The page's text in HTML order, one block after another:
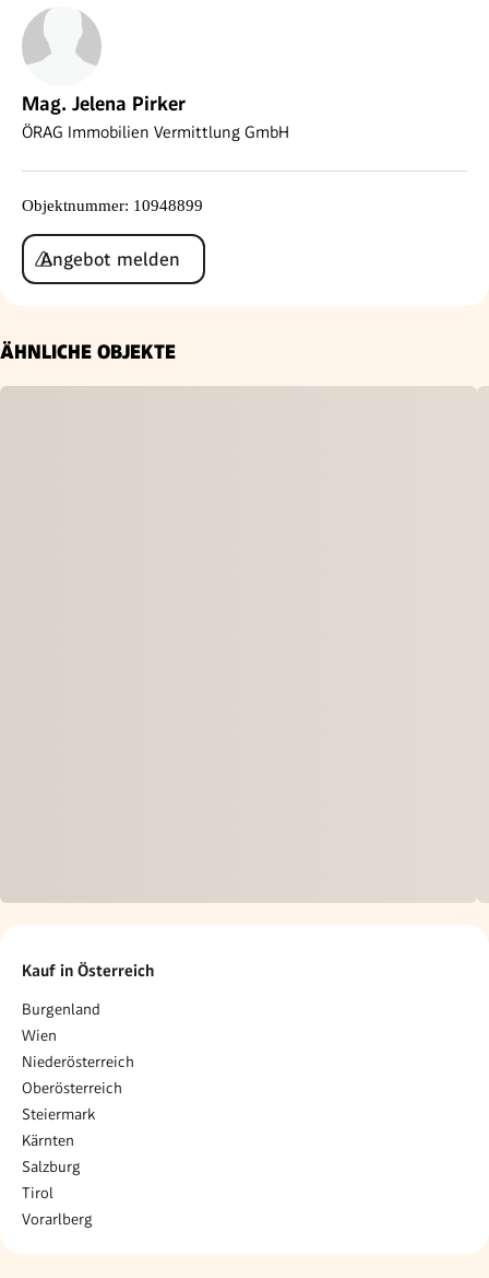
Mag. Jelena Pirker
ÖRAG Immobilien Vermittlung GmbH
Objektnummer: 10948899
Angebot melden
ÄHNLICHE OBJEKTE
Kauf in Österreich
Burgenland
Wien
Niederösterreich
Oberösterreich
Steiermark
Kärnten
Salzburg
Tirol
Vorarlberg